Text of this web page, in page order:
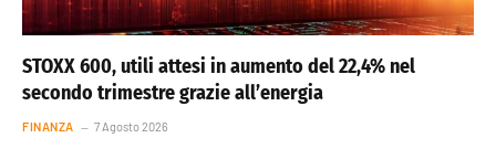
STOXX 600, utili attesi in aumento del 22,4% nel
secondo trimestre grazie all’energia
FINANZA 7 Agosto 2026